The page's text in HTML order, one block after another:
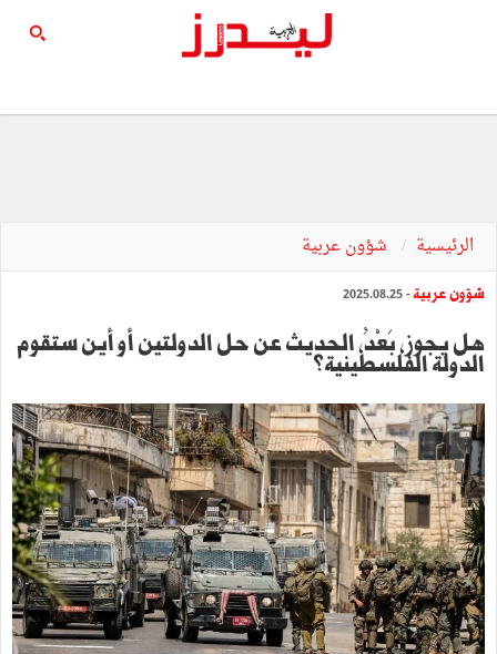
الرئيسية شؤون عربية
شؤون عربية- 2025.08.25
هل يجوز، بَعْدُ، الحديث عن حل الدولتين أو أين ستقوم
الدولة الفلسطينية؟